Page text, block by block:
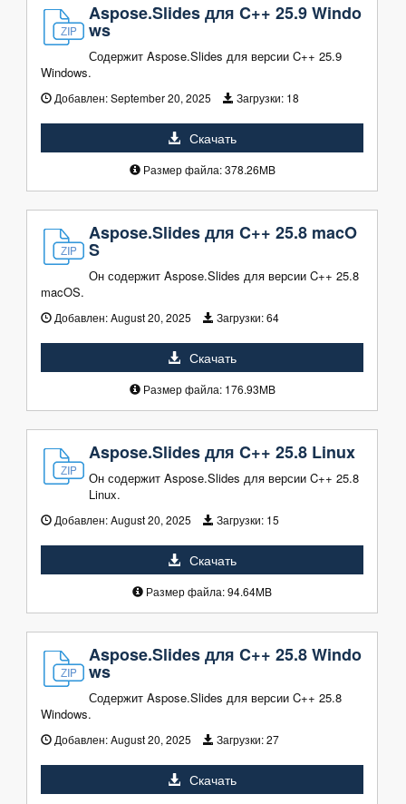
Aspose.Slides для C++ 25.9 Windo
ws
Содержит Aspose.Slides для версии C++ 25.9
Windows.
Добавлен:September 20, 2025 Загрузки: 18
Скачать
Размер файла: 378.26MB
Aspose.Slides для C++ 25.8 macO
S
Он содержит Aspose.Slides для версии C++ 25.8
macOS.
Добавлен:August 20, 2025 Загрузки:64
Скачать
Размер файла: 176.93MB
Aspose.Slides для C++ 25.8 Linux
Он содержит Aspose.Slides для версии C++ 25.8
Linux.
Добавлен:August 20, 2025 Загрузки: 15
Скачать
Размер файла: 94.64MB
Aspose.Slides для C++ 25.8 Windo
ws
Содержит Aspose.Slides для версии C++ 25.8
Windows.
Добавлен:August 20, 2025 Загрузки:27
Скачать